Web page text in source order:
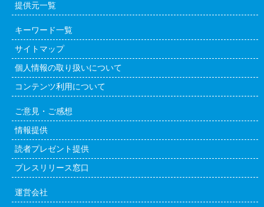
提供元一覧
キーワード一覧
サイトマップ
個人情報の取り扱いについて
コンテンツ利用について
ご意見・ご感想
情報提供
読者プレゼント提供
プレスリリース窓口
運営会社